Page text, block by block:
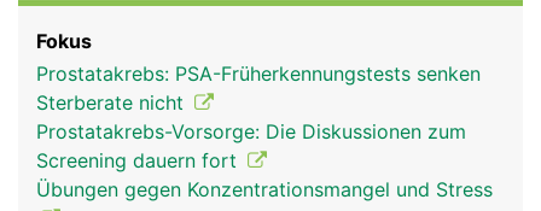
Rubriken
verbunden sind. Die Endglieder der Finger tragen
die Fingernägel. Die Bewegung der Finger erfolgt
über Sehen und Bänder der Hand- und
Unterarmmuskeln. Nur der Daumen hat einen
eigenen Muskel, den Daumenballen, der ihm einen
grösseren Bewegungsumfang verleiht. Die
Fokus
Prostatakrebs: PSA-Früherkennungstests senken
Sterberate nicht
Prostatakrebs-Vorsorge: Die Diskussionen zum
Screening dauern fort
Übungen gegen Konzentrationsmangel und Stress